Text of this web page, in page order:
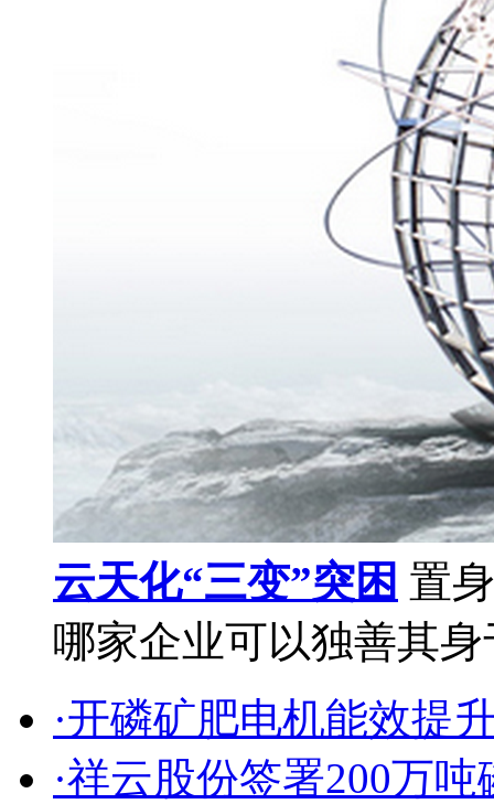
云天化“三变”突困 置
哪家企业可以独善其
·开磷矿肥电机能效提
·祥云股份签署200万